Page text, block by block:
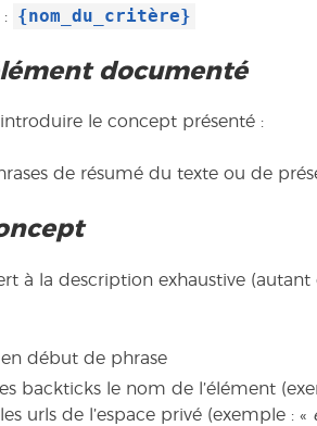
{nom_du_critère}
documenté
le concept présenté :
de résumé du texte ou de
à la description exhaustive (autant
début de phrase
backticks le nom de l’élément
les urls de l’espace privé (exemple : «